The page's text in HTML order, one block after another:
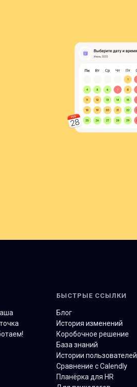
БЫСТРЫЕ ССЫЛКИ
Блог
История изменений
Коробочное решение
База знаний
Истории пользователей
Сравнение с Calendly
Планёрка для HR